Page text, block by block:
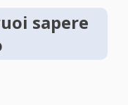
sapere